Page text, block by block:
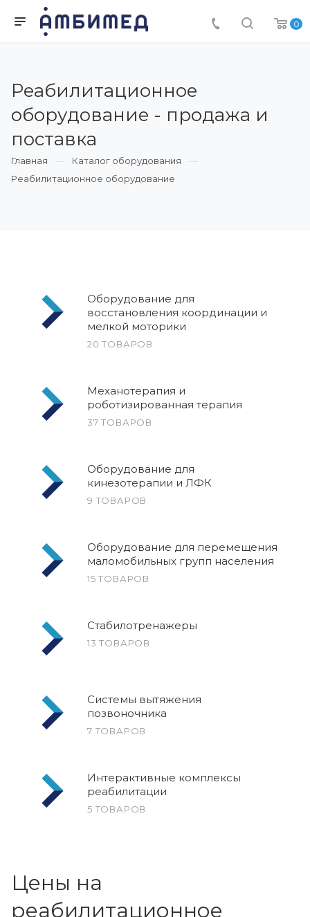
0
Реабилитационное
оборудование - продажа и
поставка
Главная
Каталог оборудования
Реабилитационное оборудование
Оборудование для
восстановления координации и
мелкой моторики
20 ТОВАРОВ
Механотерапия и
роботизированная терапия
37 ТОВАРОВ
Оборудование для
кинезотерапии и ЛФК
9 ТОВАРОВ
Оборудование для перемещения
маломобильных групп населения
15 ТОВАРОВ
Стабилотренажеры
13 ТОВАРОВ
Системы вытяжения
позвоночника
7 ТОВАРОВ
Интерактивные комплексы
реабилитации
5 ТОВАРОВ
Цены на
реабилитационное